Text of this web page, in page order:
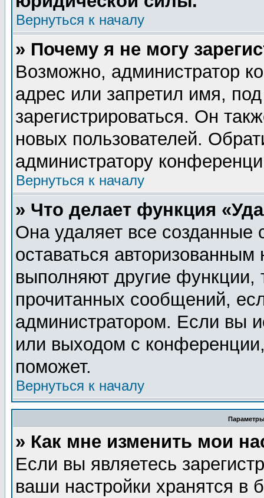
Вернуться к началу
» Почему я не могу
Возможно, администратор
адрес или запретил имя,
зарегистрироваться. Он
новых пользователей.
администратору
Вернуться к началу
» Что делает функция
Она удаляет все созданные
оставаться
выполняют другие функции,
прочитанных сообщений,
администратором. Если вы
или выходом с
поможет.
Вернуться к началу
» Как мне изменить мои
Если вы являетесь
ваши настройки хранятся